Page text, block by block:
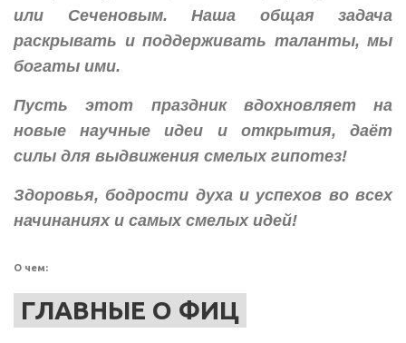
или Сеченовым. Наша общая задача
раскрывать и поддерживать таланты, мы
богаты ими.
Пусть этот праздник вдохновляет на
новые научные идеи и открытия, даёт
силы для выдвижения смелых гипотез!
Здоровья, бодрости духа и успехов во всех
начинаниях и самых смелых идей!
О чем:
ГЛАВНЫЕ О ФИЦ